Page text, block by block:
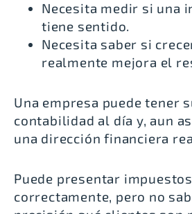
Necesita medir si una
tiene sentido.
Necesita saber si
realmente mejora el
Una empresa puede tener
contabilidad al día y, aun
una dirección financiera
Puede presentar impuestos
correctamente, pero no